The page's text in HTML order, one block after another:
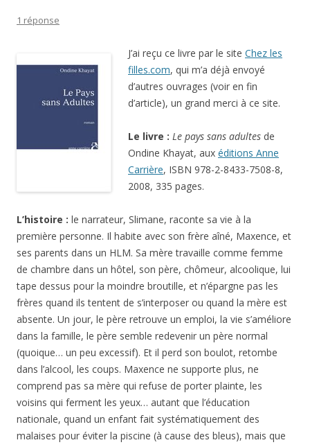
1 réponse
J’ai reçu ce livre par le site Chez les
filles.com, qui m’a déjà envoyé
d’autres ouvrages (voir en fin
d’article), un grand merci à ce site.
Le livre : Le pays sans adultes de
Ondine Khayat, aux éditions Anne
Carrière, ISBN 978-2-8433-7508-8,
2008, 335 pages.
L’histoire : le narrateur, Slimane, raconte sa vie à la
première personne. Il habite avec son frère aîné, Maxence, et
ses parents dans un HLM. Sa mère travaille comme femme
de chambre dans un hôtel, son père, chômeur, alcoolique, lui
tape dessus pour la moindre broutille, et n’épargne pas les
frères quand ils tentent de s’interposer ou quand la mère est
absente. Un jour, le père retrouve un emploi, la vie s’améliore
dans la famille, le père semble redevenir un père normal
(quoique… un peu excessif). Et il perd son boulot, retombe
dans l’alcool, les coups. Maxence ne supporte plus, ne
comprend pas sa mère qui refuse de porter plainte, les
voisins qui ferment les yeux… autant que l’éducation
nationale, quand un enfant fait systématiquement des
malaises pour éviter la piscine (à cause des bleus), mais que